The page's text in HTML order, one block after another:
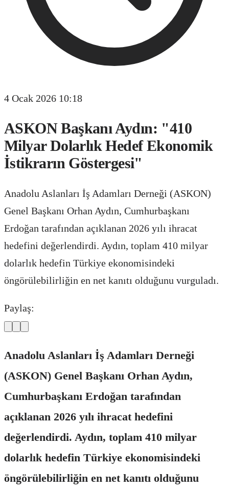
4 Ocak 2026 10:18
ASKON Başkanı Aydın: "410
Milyar Dolarlık Hedef Ekonomik
İstikrarın Göstergesi"
Anadolu Aslanları İş Adamları Derneği (ASKON)
Genel Başkanı Orhan Aydın, Cumhurbaşkanı
Erdoğan tarafından açıklanan 2026 yılı ihracat
hedefini değerlendirdi. Aydın, toplam 410 milyar
dolarlık hedefin Türkiye ekonomisindeki
öngörülebilirliğin en net kanıtı olduğunu vurguladı.
Paylaş:
Anadolu Aslanları İş Adamları Derneği
(ASKON) Genel Başkanı Orhan Aydın,
Cumhurbaşkanı Erdoğan tarafından
açıklanan 2026 yılı ihracat hedefini
değerlendirdi. Aydın, toplam 410 milyar
dolarlık hedefin Türkiye ekonomisindeki
öngörülebilirliğin en net kanıtı olduğunu